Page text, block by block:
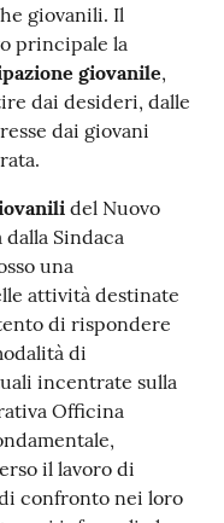
giovanili. Il
principale la
giovanile,
dai desideri, dalle
dai giovani
del Nuovo
Sindaca
una
attività destinate
di rispondere
di
incentrate sulla
Officina
il lavoro di
confronto nei loro